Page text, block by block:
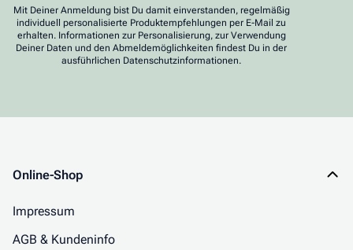
Mit Deiner Anmeldung bist Du damit einverstanden, regelmäßig
individuell personalisierte Produktempfehlungen per E-Mail zu
erhalten. Informationen zur Personalisierung, zur Verwendung
Deiner Daten und den Abmeldemöglichkeiten findest Du in der
ausführlichen Datenschutzinformationen.
Online-Shop
Impressum
AGB & Kundeninfo